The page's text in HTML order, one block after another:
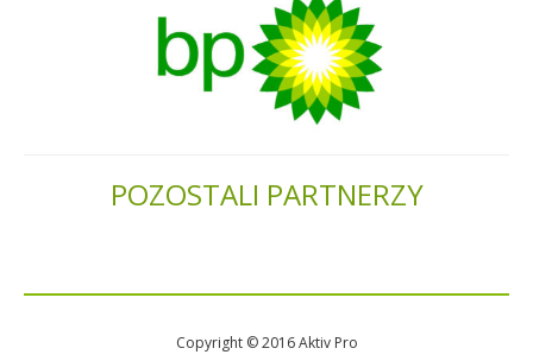
POZOSTALI PARTNERZY
Copyright © 2016 Aktiv Pro